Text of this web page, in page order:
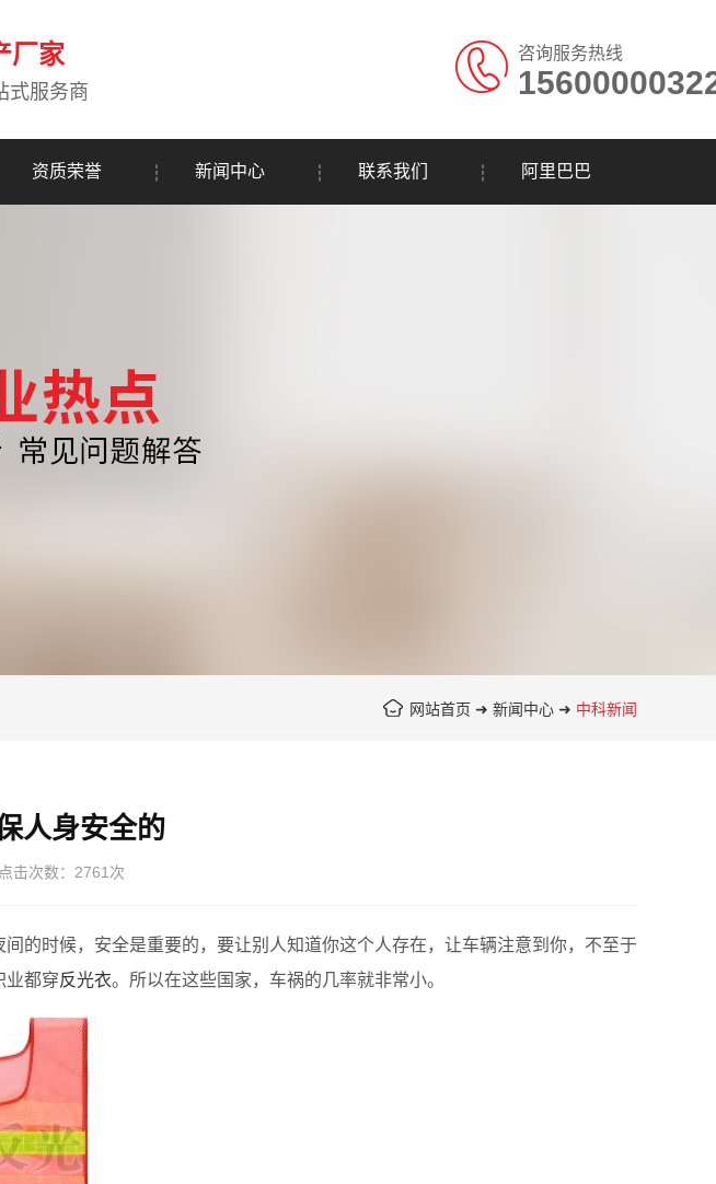
厂家
式服务商
咨询服务热线
资质荣誉 新闻中心 联系我们 阿里巴巴
网站首页 ➜ 新闻中心 ➜ 中科新闻
人身安全的
点击次数： 2761次
的时候，安全是重要的，要让别人知道你这个人存在，让车辆注意到你，不至于
业都穿反光衣。所以在这些国家，车祸的几率就非常小。